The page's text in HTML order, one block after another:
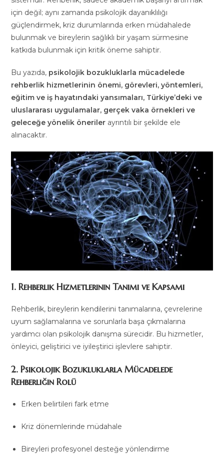
için değil; aynı zamanda psikolojik dayanıklılığı
güçlendirmek, kriz durumlarında erken müdahalede
bulunmak ve bireylerin sağlıklı bir yaşam sürmesine
katkıda bulunmak için kritik öneme sahiptir.
Bu yazıda, psikolojik bozukluklarla mücadelede
rehberlik hizmetlerinin önemi, görevleri, yöntemleri,
eğitim ve iş hayatındaki yansımaları, Türkiye’deki ve
uluslararası uygulamalar, gerçek vaka örnekleri ve
geleceğe yönelik öneriler ayrıntılı bir şekilde ele
alınacaktır.
1. Rehberlik Hizmetlerinin Tanımı ve Kapsamı
Rehberlik, bireylerin kendilerini tanımalarına, çevrelerine
uyum sağlamalarına ve sorunlarla başa çıkmalarına
yardımcı olan psikolojik danışma sürecidir. Bu hizmetler,
önleyici, geliştirici ve iyileştirici işlevlere sahiptir.
2. Psikolojik Bozukluklarla Mücadelede
Rehberliğin Rolü
Erken belirtileri fark etme
Kriz dönemlerinde müdahale
Bireyleri profesyonel desteğe yönlendirme